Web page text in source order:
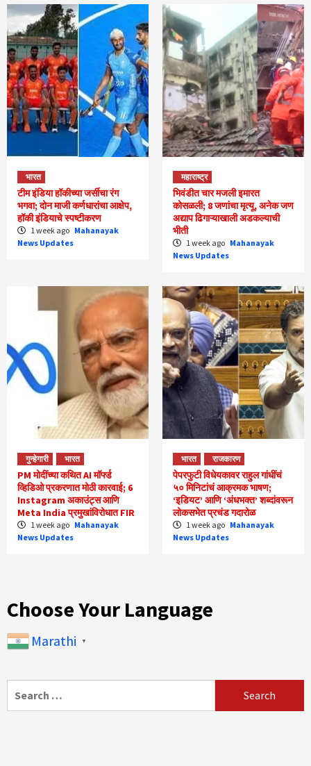
भारत
टीम इंडिया हॉकीच्या जर्सीचा रंग
भगवा; दोन माजी कर्णधारांचा आक्षेप,
हॉकी इंडियाचे स्पष्टीकरण
1 week ago Mahanayak
News Updates
महाराष्ट्र
भिवंडीत चार मजली इमारत
कोसळली; 8 जणांचा मृत्यू, अनेक जण
अद्याप ढिगाऱ्याखाली अडकल्याची
भीती
1 week ago Mahanayak
News Updates
गुन्हेगारी भारत
PM मोदींच्या कथित AI मॉर्फ्ड
व्हिडिओ प्रकरणात मोठी कारवाई; 6
Instagram अकाउंट्स आणि
Meta India प्रमुखांविरोधात FIR
1 week ago Mahanayak
News Updates
भारत राजकारण
पेपरफुटी विधेयकावर राहुल गांधींचं
५० मिनिटांचं आक्रमक भाषण;
‘इडियट’ आणि ‘अंधभक्त’ शब्दांवरून
लोकसभेत प्रचंड गदारोळ
1 week ago Mahanayak
News Updates
Choose Your Language
Marathi ▼
for: